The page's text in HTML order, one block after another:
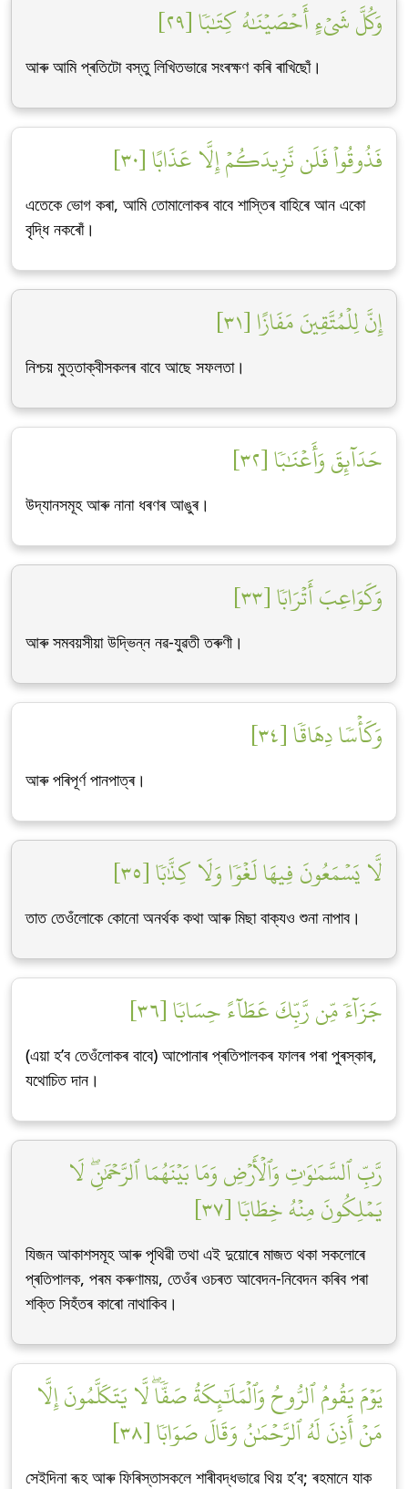
وَكُلَّ شَيۡءٍ أَحۡصَيۡنَٰهُ كِتَٰبٗا [٢٩]
আৰু আমি প্ৰতিটো বস্তু লিখিতভাৱে সংৰক্ষণ কৰি ৰাখিছোঁ।
فَذُوقُواْ فَلَن نَّزِيدَكُمۡ إِلَّا عَذَابًا [٣٠]
এতেকে ভোগ কৰা, আমি তোমালোকৰ বাবে শাস্তিৰ বাহিৰে আন একো
বৃদ্ধি নকৰোঁ।
إِنَّ لِلۡمُتَّقِينَ مَفَازًا [٣١]
নিশ্চয় মুত্তাক্বীসকলৰ বাবে আছে সফলতা।
حَدَآئِقَ وَأَعۡنَٰبٗا [٣٢]
উদ্যানসমূহ আৰু নানা ধৰণৰ আঙুৰ।
وَكَوَاعِبَ أَتۡرَابٗا [٣٣]
আৰু সমবয়সীয়া উদ্ভিন্ন নৱ-যুৱতী তৰুণী।
وَكَأۡسٗا دِهَاقٗا [٣٤]
আৰু পৰিপূৰ্ণ পানপাত্ৰ।
لَّا يَسۡمَعُونَ فِيهَا لَغۡوٗا وَلَا كِذَّٰبٗا [٣٥]
তাত তেওঁলোকে কোনো অনৰ্থক কথা আৰু মিছা বাক্যও শুনা নাপাব।
جَزَآءٗ مِّن رَّبِّكَ عَطَآءً حِسَابٗا [٣٦]
(এয়া হ’ব তেওঁলোকৰ বাবে) আপোনাৰ প্ৰতিপালকৰ ফালৰ পৰা পুৰস্কাৰ,
যথোচিত দান।
رَّبِّ ٱلسَّمَٰوَٰتِ وَٱلۡأَرۡضِ وَمَا بَيۡنَهُمَا ٱلرَّحۡمَٰنِۖ لَا
يَمۡلِكُونَ مِنۡهُ خِطَابٗا [٣٧]
যিজন আকাশসমূহ আৰু পৃথিৱী তথা এই দুয়োৰে মাজত থকা সকলোৰে
প্ৰতিপালক, পৰম কৰুণাময়, তেওঁৰ ওচৰত আবেদন-নিবেদন কৰিব পৰা
শক্তি সিহঁতৰ কাৰো নাথাকিব।
يَوۡمَ يَقُومُ ٱلرُّوحُ وَٱلۡمَلَٰٓئِكَةُ صَفّٗاۖ لَّا يَتَكَلَّمُونَ إِلَّا
مَنۡ أَذِنَ لَهُ ٱلرَّحۡمَٰنُ وَقَالَ صَوَابٗا [٣٨]
সেইদিনা ৰূহ আৰু ফিৰিস্তাসকলে শাৰীবদ্ধভাৱে থিয় হ’ব; ৰহমানে যাক